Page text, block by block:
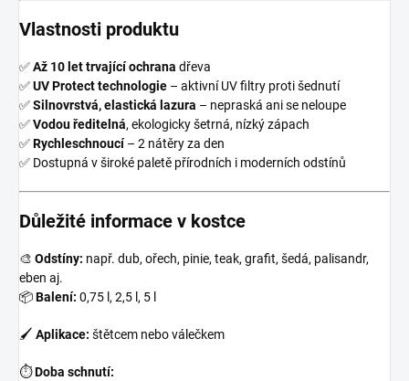
Vlastnosti produktu
✅Až 10 let trvající ochrana dřeva
✅UV Protect technologie – aktivní UV filtry proti šednutí
✅Silnovrstvá, elastická lazura – nepraská ani se neloupe
✅Vodou ředitelná, ekologicky šetrná, nízký zápach
✅Rychleschnoucí– 2 nátěry za den
✅ Dostupná v široké paletě přírodních i moderních odstínů
Důležité informace v kostce
🎨 Odstíny: např. dub, ořech, pinie, teak, grafit, šedá, palisandr,
eben aj.
📦Balení: 0,75 l, 2,5 l, 5 l
🖌 Aplikace: štětcem nebo válečkem
⏱Doba schnutí: